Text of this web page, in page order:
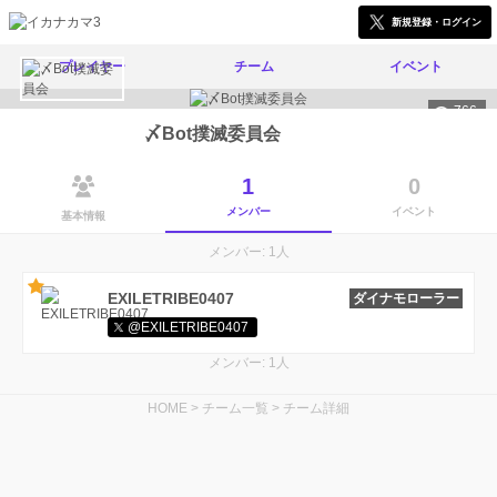
新規登録・ログイン
プレイヤー チーム イベント
766
〆Bot撲滅委員会
基本情報
1
メンバー
0
イベント
メンバー: 1人
EXILETRIBE0407
ダイナモローラー
@EXILETRIBE0407
メンバー: 1人
HOME > チーム一覧 > チーム詳細